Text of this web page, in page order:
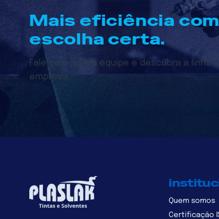
Mais eficiência
escolha certa.
Fale com nossa equipe e descubra a linha
empresa.
Quem somos
Certificação